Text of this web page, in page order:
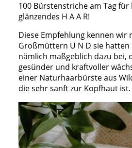
100 Bürstenstriche am Tag
glänzendes H A A R!
Diese Empfehlung kennen wir
Großmüttern U N D sie hatten
nämlich maßgeblich dazu bei,
gesünder und kraftvoller
einer Naturhaarbürste aus
die sehr sanft zur Kopfhaut ist.